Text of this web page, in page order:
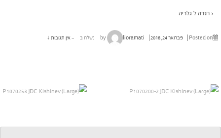
‹ חזרה לגלריה
Posted on פברואר 24, 2016 by
lioramati נשלח ב — אין תגובות ↓